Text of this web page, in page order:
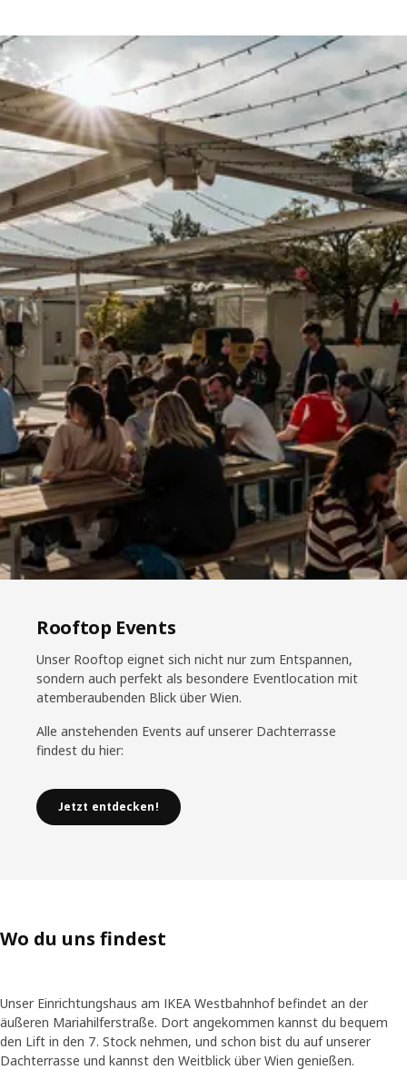
Rooftop Events
Unser Rooftop eignet sich nicht nur zum Entspannen,
sondern auch perfekt als besondere Eventlocation mit
atemberaubenden Blick über Wien.
Alle anstehenden Events auf unserer Dachterrasse
findest du hier:
Jetzt entdecken!
Wo du uns findest
Unser Einrichtungshaus am IKEA Westbahnhof befindet an der
äußeren Mariahilferstraße. Dort angekommen kannst du bequem
den Lift in den 7. Stock nehmen, und schon bist du auf unserer
Dachterrasse und kannst den Weitblick über Wien genießen.